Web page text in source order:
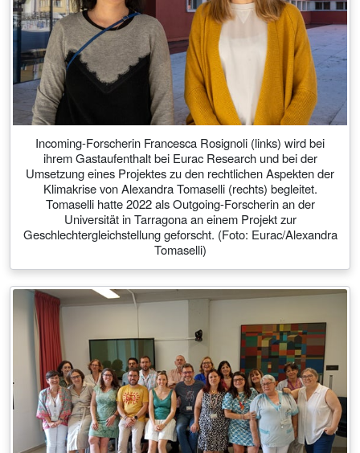
Incoming-Forscherin Francesca Rosignoli (links) wird bei
ihrem Gastaufenthalt bei Eurac Research und bei der
Umsetzung eines Projektes zu den rechtlichen Aspekten der
Klimakrise von Alexandra Tomaselli (rechts) begleitet.
Tomaselli hatte 2022 als Outgoing-Forscherin an der
Universität in Tarragona an einem Projekt zur
Geschlechtergleichstellung geforscht. (Foto: Eurac/Alexandra
Tomaselli)